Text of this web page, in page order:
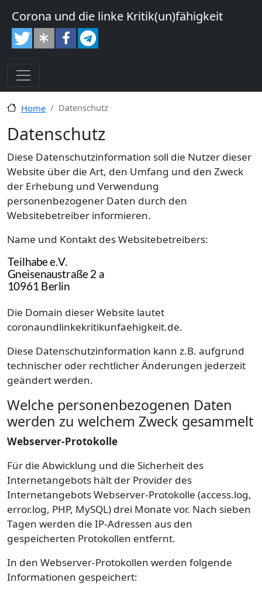
Corona und die linke Kritik(un)fähigkeit
Home Datenschutz
Datenschutz
Diese Datenschutzinformation soll die Nutzer dieser
Website über die Art, den Umfang und den Zweck
der Erhebung und Verwendung
personenbezogener Daten durch den
Websitebetreiber informieren.
Name und Kontakt des Websitebetreibers:
Die Domain dieser Website lautet
coronaundlinkekritikunfaehigkeit.de.
Diese Datenschutzinformation kann z.B. aufgrund
technischer oder rechtlicher Änderungen jederzeit
geändert werden.
Welche personenbezogenen Daten
werden zu welchem Zweck gesammelt
Webserver-Protokolle
Für die Abwicklung und die Sicherheit des
Internetangebots hält der Provider des
Internetangebots Webserver-Protokolle (access.log,
error.log, PHP, MySQL) drei Monate vor. Nach sieben
Tagen werden die IP-Adressen aus den
gespeicherten Protokollen entfernt.
In den Webserver-Protokollen werden folgende
Informationen gespeichert: